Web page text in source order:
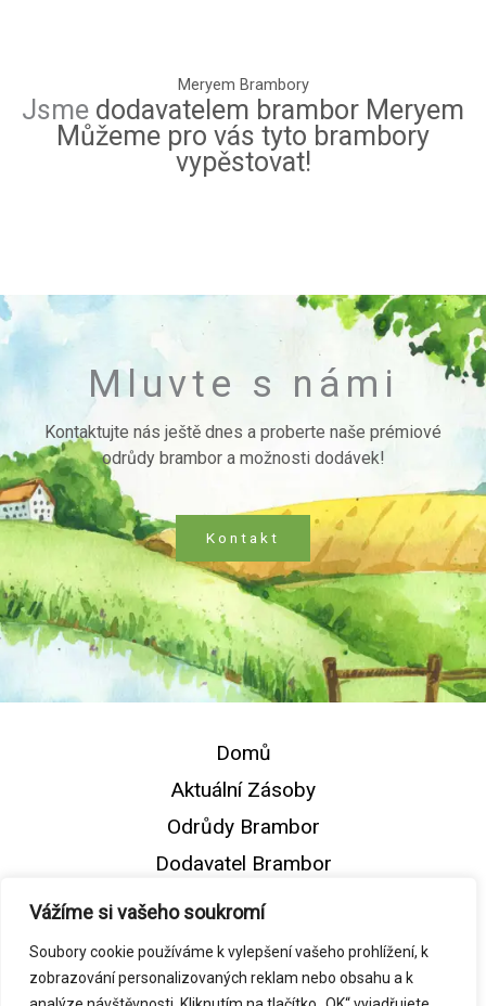
Vážíme si vašeho soukromí
Soubory cookie používáme k vylepšení vašeho prohlížení, k
zobrazování personalizovaných reklam nebo obsahu a k
Meryem Brambory
Jsme dodavatelem brambor Meryem
Můžeme pro vás tyto brambory
vypěstovat!
Mluvte s námi
Kontaktujte nás ještě dnes a proberte naše prémiové
odrůdy brambor a možnosti dodávek!
Kontakt
Domů
Aktuální Zásoby
Odrůdy Brambor
Dodavatel Brambor
Naše Farma